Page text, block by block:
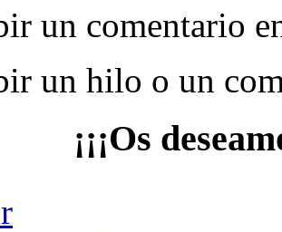
un comentario
un hilo o un
¡¡¡Os